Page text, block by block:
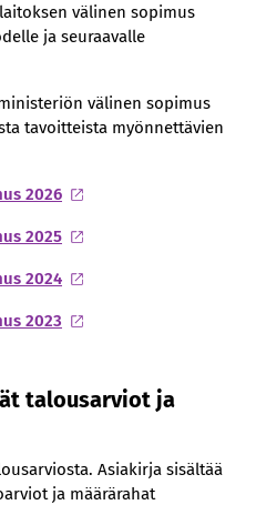
välinen sopimus
ja seuraavalle
välinen sopimus
tavoitteista myönnettävien
2026
2025
2024
2023
talousarviot ja
Asiakirja sisältää
ja määrärahat